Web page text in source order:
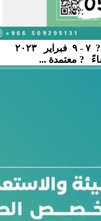
? اون لاين ‏ ‏ ? ٧ - ٩ فبراير ٢٠٢٣